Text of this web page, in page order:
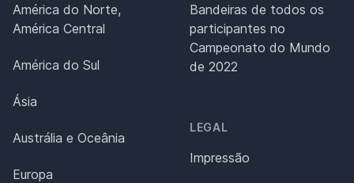
América do Norte,
América Central
América do Sul
Ásia
Austrália e Oceânia
Europa
Bandeiras de todos os
participantes no
Campeonato do Mundo
de 2022
LEGAL
Impressão